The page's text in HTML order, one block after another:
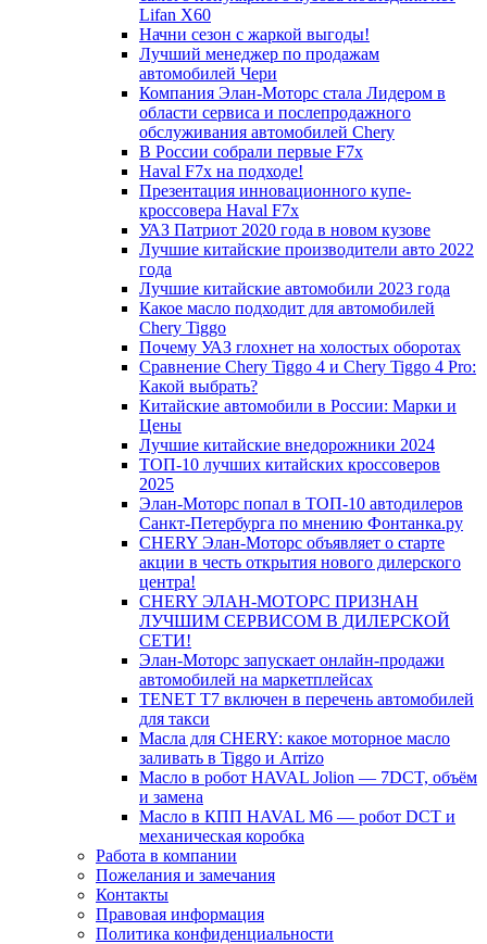
Lifan X60
Начни сезон с жаркой выгоды!
Лучший менеджер по продажам
автомобилей Чери
Компания Элан-Моторс стала Лидером в
области сервиса и послепродажного
обслуживания автомобилей Chery
В России собрали первые F7x
Haval F7x на подходе!
Презентация инновационного купе-
кроссовера Haval F7x
УАЗ Патриот 2020 года в новом кузове
Лучшие китайские производители авто 2022
года
Лучшие китайские автомобили 2023 года
Какое масло подходит для автомобилей
Chery Tiggo
Почему УАЗ глохнет на холостых оборотах
Сравнение Chery Tiggo 4 и Chery Tiggo 4 Pro:
Какой выбрать?
Китайские автомобили в России: Марки и
Цены
Лучшие китайские внедорожники 2024
ТОП-10 лучших китайских кроссоверов
2025
Элан-Моторс попал в ТОП-10 автодилеров
Санкт-Петербурга по мнению Фонтанка.ру
CHERY Элан-Моторс объявляет о старте
акции в честь открытия нового дилерского
центра!
CHERY ЭЛАН-МОТОРС ПРИЗНАН
ЛУЧШИМ СЕРВИСОМ В ДИЛЕРСКОЙ
СЕТИ!
Элан-Моторс запускает онлайн-продажи
автомобилей на маркетплейсах
TENET T7 включен в перечень автомобилей
для такси
Масла для CHERY: какое моторное масло
заливать в Tiggo и Arrizo
Масло в робот HAVAL Jolion — 7DCT, объём
и замена
Масло в КПП HAVAL M6 — робот DCT и
механическая коробка
Работа в компании
Пожелания и замечания
Контакты
Правовая информация
Политика конфиденциальности